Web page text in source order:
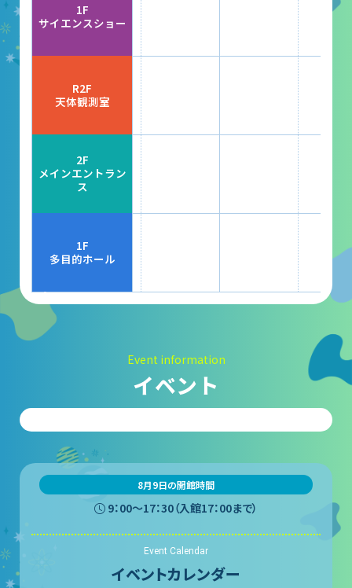
大村智名誉館長
サイエンスショーブース
多目的ホール
作品展
大村賞
科学館で働きたい方へ
実験・展示分野のアルバイト募集
インフォメーション アルバイト募集
科学館ボランティア募集
職場体験・実習・CST
博物館実習について
1F
サイエンスショー
R2F
天体観測室
2F
メインエントラン
ス
1F
多目的ホール
Event information
イベント
8月9日の開館時間
9：00〜17：30（入館17：00まで）
Event Calendar
イベントカレンダー